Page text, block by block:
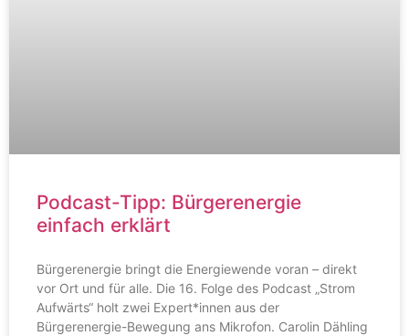
Podcast-Tipp: Bürgerenergie
einfach erklärt
Bürgerenergie bringt die Energiewende voran – direkt
vor Ort und für alle. Die 16. Folge des Podcast „Strom
Aufwärts“ holt zwei Expert*innen aus der
Bürgerenergie-Bewegung ans Mikrofon. Carolin Dähling